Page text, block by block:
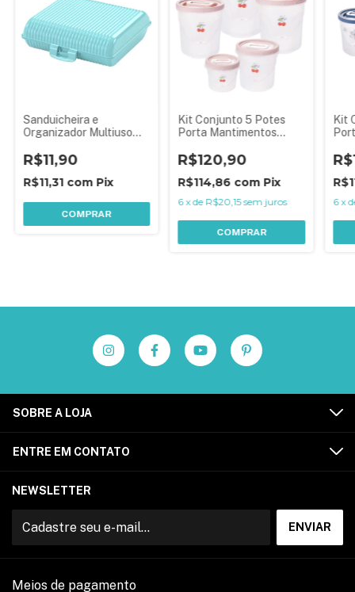
Sanduicheira e
Organizador Multiuso
R$11,90
R$11,31 com Pix
COMPRAR
Kit Conjunto 5 Potes
Porta Mantimentos
R$120,90
R$114,86 com Pix
6 xde R$20,15 sem juros
COMPRAR
Kit
6 x
SOBRE A LOJA
ENTRE EM CONTATO
NEWSLETTER
Meios de pagamento